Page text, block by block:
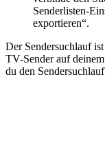
Senderlisten-
exportieren“.
Der Sendersuchlauf
TV-Sender auf deinem
du den